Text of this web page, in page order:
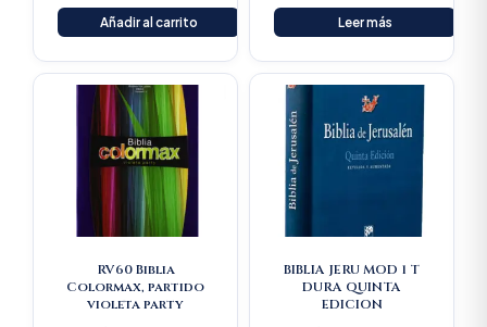
Añadir al carrito Leer más
RV60 Biblia
Colormax, partido
violeta party
BIBLIA JERU MOD 1 T
DURA QUINTA
EDICION